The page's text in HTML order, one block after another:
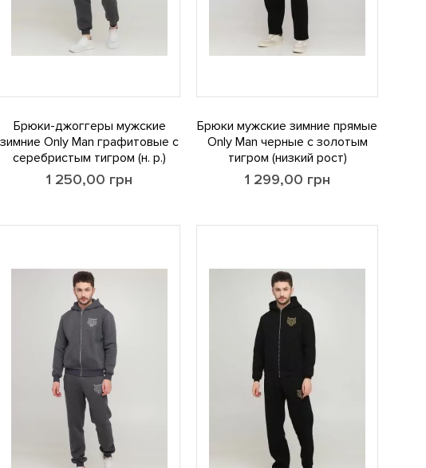
Брюки-джоггеры мужские
зимние Only Man графитовые с
серебристым тигром (н. р.)
1 250,00 грн
Брюки мужские зимние прямые
Only Man черные с золотым
тигром (низкий рост)
1 299,00 грн